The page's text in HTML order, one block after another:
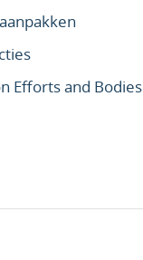
Efforts and Bodies